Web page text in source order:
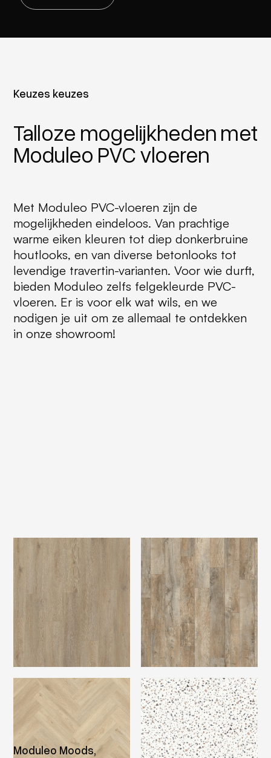
Keuzes keuzes
Talloze mogelijkheden met
Moduleo PVC vloeren
Met Moduleo PVC-vloeren zijn de
mogelijkheden eindeloos. Van prachtige
warme eiken kleuren tot diep donkerbruine
houtlooks, en van diverse betonlooks tot
levendige travertin-varianten. Voor wie durft,
bieden Moduleo zelfs felgekleurde PVC-
vloeren. Er is voor elk wat wils, en we
nodigen je uit om ze allemaal te ontdekken
in onze showroom!
Moduleo Moods,